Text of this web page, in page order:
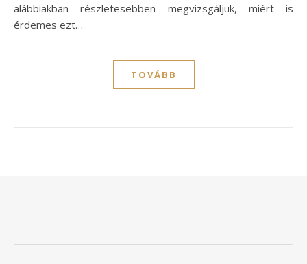
alábbiakban részletesebben megvizsgáljuk, miért is
érdemes ezt…
TOVÁBB